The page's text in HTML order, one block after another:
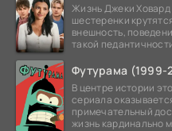
Жизнь Джеки
шестеренки
внешность,
такой
Футурама (1999-
В центре истории
сериала
примечательный
жизнь кардинально